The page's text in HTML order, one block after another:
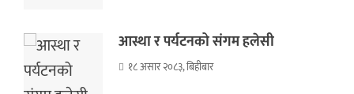
आस्था र पर्यटनको संगम हलेसी
१८ असार २०८३, बिहीबार